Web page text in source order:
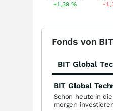
+1,39% -
Fonds von
BIT Global
BIT Global
Schon heute in
morgen